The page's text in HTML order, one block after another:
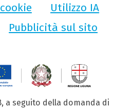
Utilizzo IA
Pubblicità sul sito
a seguito della domanda di